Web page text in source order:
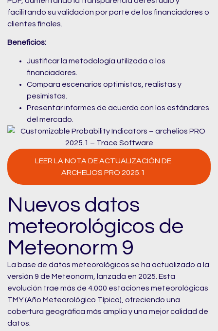
facilitando su validación por parte de los financiadores o
clientes finales.
Beneficios:
Justificar la metodología utilizada a los
financiadores.
Compara escenarios optimistas, realistas y
pesimistas.
Presentar informes de acuerdo con los estándares
del mercado.
LEER LA NOTA DE ACTUALIZACIÓN DE
ARCHELIOS PRO 2025.1
Nuevos datos
meteorológicos de
Meteonorm 9
La base de datos meteorológicos se ha actualizado a la
versión 9 de Meteonorm, lanzada en 2025. Esta
evolución trae más de 4.000 estaciones meteorológicas
TMY (Año Meteorológico Típico), ofreciendo una
cobertura geográfica más amplia y una mejor calidad de
datos.